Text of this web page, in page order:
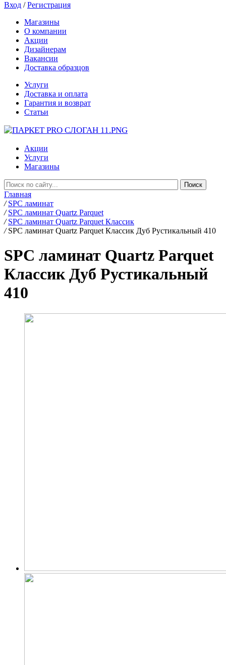
Вход /Регистрация
Магазины
О компании
Акции
Дизайнерам
Вакансии
Доставка образцов
Услуги
Доставка и оплата
Гарантия и возврат
Статьи
Акции
Услуги
Магазины
Главная
/ SPC ламинат
/ SPC ламинат Quartz Parquet
/ SPC ламинат Quartz Parquet Классик
/ SPC ламинат Quartz Parquet Классик Дуб Рустикальный 410
SPC ламинат Quartz Parquet
Классик Дуб Рустикальный
410